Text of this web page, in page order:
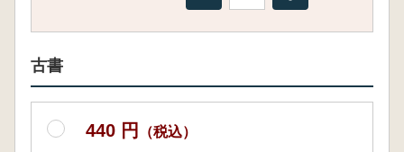
古書
440 円 （税込）